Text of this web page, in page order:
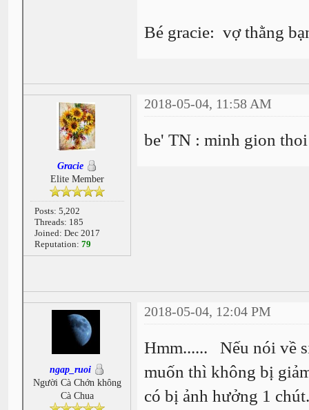
Bé gracie: vợ thằng
Gracie
Elite Member
Posts: 5,202
Threads: 185
Joined: Dec 2017
Reputation: 79
2018-05-04, 11:58 AM
be' TN : minh gion
ngap_ruoi
Người Cà Chớn không
Cà Chua
2018-05-04, 12:04 PM
Hmm...... Nếu nói về
muốn thì không bị
có bị ảnh hưởng 1